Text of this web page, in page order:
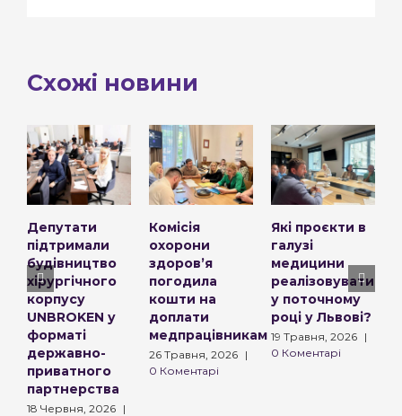
Схожі новини
Депутати
підтримали
будівництво
хірургічного
корпусу
UNBROKEN у
форматі
державно-
приватного
партнерства
18 Червня, 2026 |
Комісія
охорони
здоровʼя
погодила
кошти на
доплати
медпрацівникам
26 Травня, 2026 |
0 Коментарі
Які проєкти в
галузі
медицини
у поточному
році у Львові?
19 Травня, 2026 |
0 Коментарі